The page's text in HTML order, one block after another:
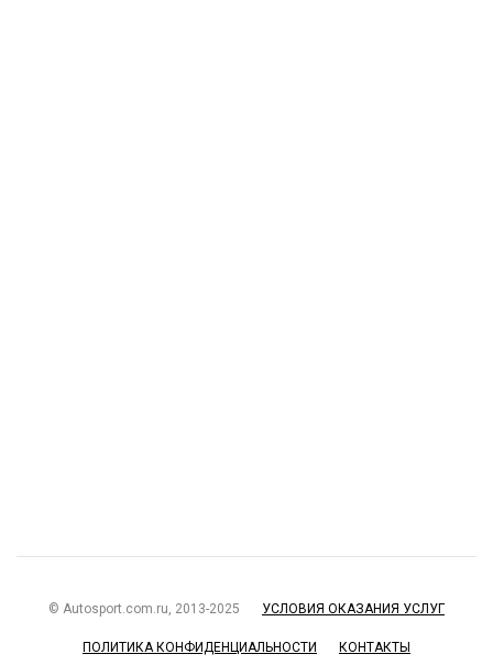
© Autosport.com.ru, 2013-2025 УСЛОВИЯ ОКАЗАНИЯ УСЛУГ
ПОЛИТИКА КОНФИДЕНЦИАЛЬНОСТИ КОНТАКТЫ